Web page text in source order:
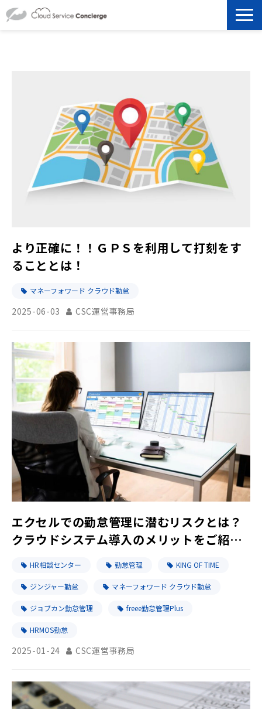
資料ダウンロード
お役立ち記事
セミナー
より正確に！！ＧＰＳを利用して打刻をす
ることとは！
マネーフォワード クラウド勤怠
2025-06-03 CSC運営事務局
エクセルでの勤怠管理に潜むリスクとは？
クラウドシステム導入のメリットをご紹
HR相談センター 勤怠管理 KING OF TIME
ジンジャー勤怠 マネーフォワード クラウド勤怠
ジョブカン勤怠管理 freee勤怠管理Plus
HRMOS勤怠
2025-01-24 CSC運営事務局